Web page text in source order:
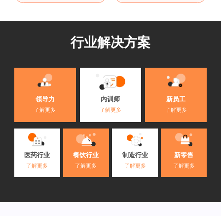
行业解决方案
领导力
了解更多
内训师
了解更多
新员工
了解更多
医药行业
了解更多
餐饮行业
了解更多
制造行业
了解更多
新零售
了解更多